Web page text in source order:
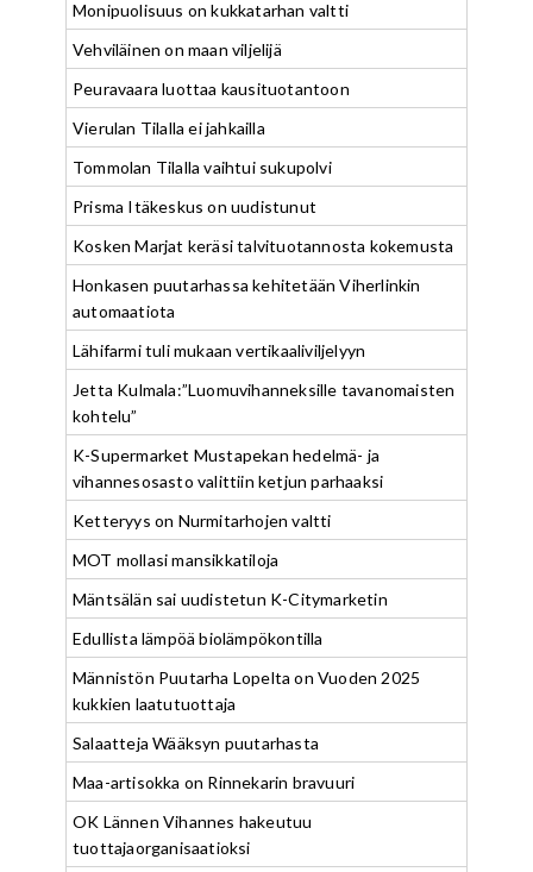
Monipuolisuus on kukkatarhan valtti
Vehviläinen on maan viljelijä
Peuravaara luottaa kausituotantoon
Vierulan Tilalla ei jahkailla
Tommolan Tilalla vaihtui sukupolvi
Prisma Itäkeskus on uudistunut
Kosken Marjat keräsi talvituotannosta kokemusta
Honkasen puutarhassa kehitetään Viherlinkin
automaatiota
Lähifarmi tuli mukaan vertikaaliviljelyyn
Jetta Kulmala:”Luomuvihanneksille tavanomaisten
kohtelu”
K-Supermarket Mustapekan hedelmä- ja
vihannesosasto valittiin ketjun parhaaksi
Ketteryys on Nurmitarhojen valtti
MOT mollasi mansikkatiloja
Mäntsälän sai uudistetun K-Citymarketin
Edullista lämpöä biolämpökontilla
Männistön Puutarha Lopelta on Vuoden 2025
kukkien laatutuottaja
Salaatteja Wääksyn puutarhasta
Maa-artisokka on Rinnekarin bravuuri
OK Lännen Vihannes hakeutuu
tuottajaorganisaatioksi